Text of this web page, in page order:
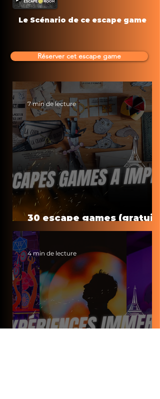
Le Scénario de ce escape game
30 escape games
à faire à la maison
7 min de lecture
4 min de lecture
Réserver cet escape game